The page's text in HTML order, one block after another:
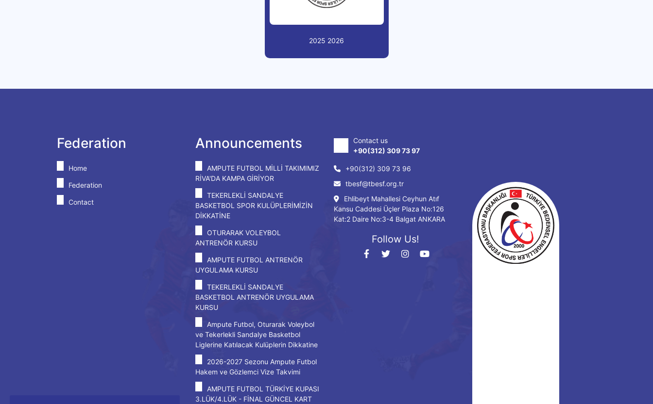
2025 2026
Federation
Home
Federation
Contact
Announcements
AMPUTE FUTBOL MİLLİ TAKIMIMIZ
RİVA'DA KAMPA GİRİYOR
TEKERLEKLİ SANDALYE
BASKETBOL SPOR KULÜPLERİMİZİN
DİKKATİNE
OTURARAK VOLEYBOL
ANTRENÖR KURSU
AMPUTE FUTBOL ANTRENÖR
UYGULAMA KURSU
TEKERLEKLİ SANDALYE
BASKETBOL ANTRENÖR UYGULAMA
KURSU
Ampute Futbol, Oturarak Voleybol
ve Tekerlekli Sandalye Basketbol
Liglerine Katılacak Kulüplerin Dikkatine
2026-2027 Sezonu Ampute Futbol
Hakem ve Gözlemci Vize Takvimi
AMPUTE FUTBOL TÜRKİYE KUPASI
3.LÜK/4.LÜK - FİNAL GÜNCEL KART
Contact us
+90(312) 309 73 97
+90(312) 309 73 96
tbesf@tbesf.org.tr
Ehlibeyt Mahallesi Ceyhun Atıf
Kansu Caddesi Üçler Plaza No:126
Kat:2 Daire No:3-4 Balgat ANKARA
Follow Us!